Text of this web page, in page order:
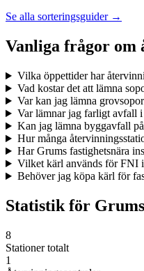
Se alla sorteringsguider →
Vanliga frågor om
Vilka öppettider har
Vad kostar det att lämna
Var kan jag lämna
Var lämnar jag farligt avfall
Kan jag lämna byggavfall
Hur många
Har Grums fastighetsnära
Vilket kärl används för FNI
Behöver jag köpa kärl för
Statistik för Grums
8
Stationer totalt
1